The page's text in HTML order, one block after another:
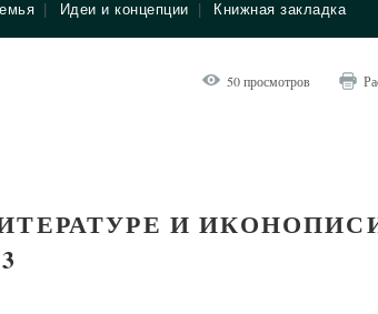
Идеи и концепции Книжная закладка
50 просмотров
И